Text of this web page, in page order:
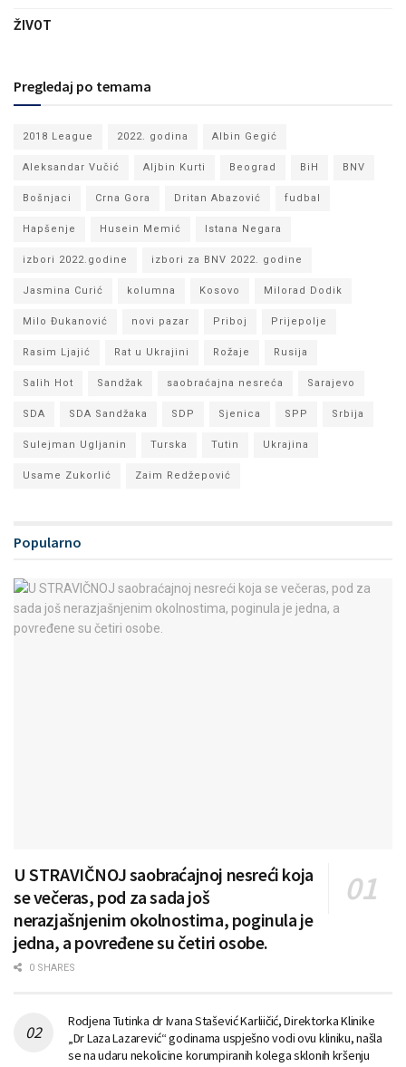
ŽIVOT
Pregledaj po temama
2018 League 2022. godina Albin Gegić
Aleksandar Vučić Aljbin Kurti Beograd BiH BNV
Bošnjaci Crna Gora Dritan Abazović fudbal
Hapšenje Husein Memić Istana Negara
izbori 2022.godine izbori za BNV 2022. godine
Jasmina Curić kolumna Kosovo Milorad Dodik
Milo Đukanović novi pazar Priboj Prijepolje
Rasim Ljajić Rat u Ukrajini Rožaje Rusija
Salih Hot Sandžak saobraćajna nesreća Sarajevo
SDA SDA Sandžaka SDP Sjenica SPP Srbija
Sulejman Ugljanin Turska Tutin Ukrajina
Usame Zukorlić Zaim Redžepović
Popularno
U STRAVIČNOJ saobraćajnoj nesreći koja
se večeras, pod za sada još
nerazjašnjenim okolnostima, poginula je
jedna, a povređene su četiri osobe.
0 SHARES
Rodjena Tutinka dr Ivana Stašević Karliičić, Direktorka Klinike
„Dr Laza Lazarević“ godinama uspješno vodi ovu kliniku, našla
se na udaru nekolicine korumpiranih kolega sklonih kršenju